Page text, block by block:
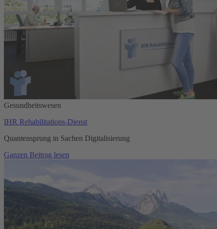
Gesundheitswesen
IHR Rehabilitations-Dienst
Quantensprung in Sachen Digitalisierung
Ganzen Beitrag lesen